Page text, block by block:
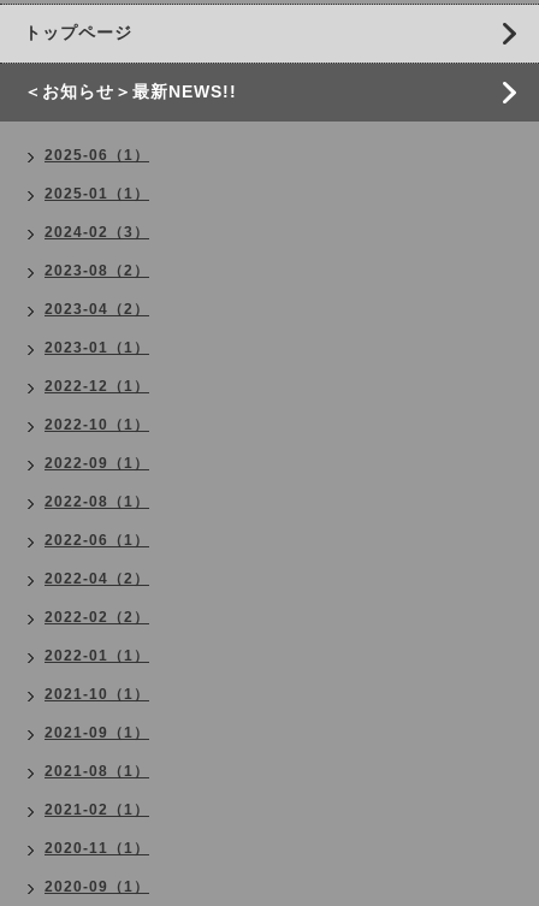
トップページ
＜お知らせ＞最新NEWS!!
2025-06（1）
2025-01（1）
2024-02（3）
2023-08（2）
2023-04（2）
2023-01（1）
2022-12（1）
2022-10（1）
2022-09（1）
2022-08（1）
2022-06（1）
2022-04（2）
2022-02（2）
2022-01（1）
2021-10（1）
2021-09（1）
2021-08（1）
2021-02（1）
2020-11（1）
2020-09（1）